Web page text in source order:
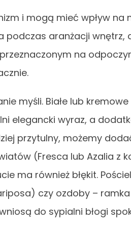
i mogą mieć wpływ na
podczas aranżacji wnętrz,
na
myśli. Białe lub kremowe
elegancki wyraz, a
przytulny, możemy
(Fresca lub Azalia z
ma również błękit.
czy ozdoby –
do sypialni błogi